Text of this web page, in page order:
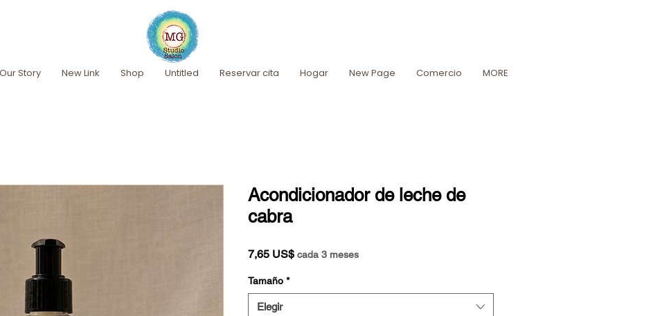
Our Story New Link Shop Untitled Reservar cita Hogar New Page Comercio MORE
Acondicionador de leche de
cabra
7,65 US$Precio
cada 3 meses
Tamaño *
Elegir